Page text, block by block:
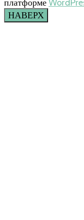
платформе
НАВЕРХ